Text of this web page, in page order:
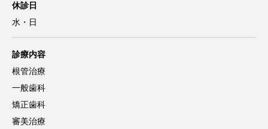
休診日
水・日
診療内容
根管治療
一般歯科
矯正歯科
審美治療